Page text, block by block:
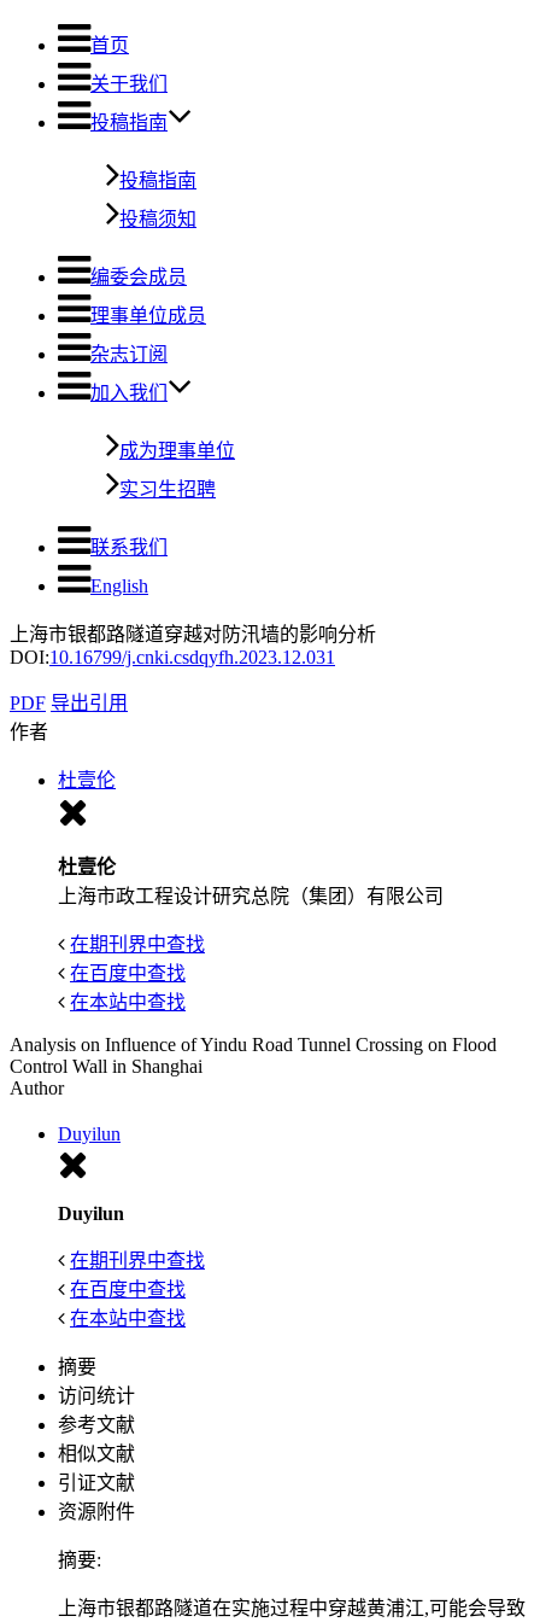
首页
关于我们
投稿指南
投稿指南
投稿须知
编委会成员
理事单位成员
杂志订阅
加入我们
成为理事单位
实习生招聘
联系我们
English
上海市银都路隧道穿越对防汛墙的影响分析
DOI:10.16799/j.cnki.csdqyfh.2023.12.031
PDF 导出引用
作者
杜壹伦
杜壹伦
上海市政工程设计研究总院（集团）有限公司
在期刊界中查找
在百度中查找
在本站中查找
Analysis on Influence of Yindu Road Tunnel Crossing on Flood
Control Wall in Shanghai
Author
Duyilun
Duyilun
在期刊界中查找
在百度中查找
在本站中查找
摘要
访问统计
参考文献
相似文献
引证文献
资源附件
摘要:
上海市银都路隧道在实施过程中穿越黄浦江,可能会导致